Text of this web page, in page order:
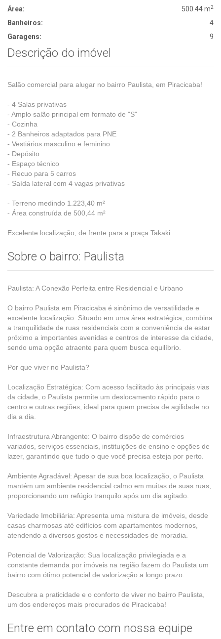
Área:
500.44 m2
Banheiros:
4
Garagens:
9
Descrição do imóvel
Salão comercial para alugar no bairro Paulista, em Piracicaba!
- 4 Salas privativas
- Amplo salão principal em formato de "S"
- Cozinha
- 2 Banheiros adaptados para PNE
- Vestiários masculino e feminino
- Depósito
- Espaço técnico
- Recuo para 5 carros
- Saída lateral com 4 vagas privativas
- Terreno medindo 1.223,40 m²
- Área construída de 500,44 m²
Excelente localização, de frente para a praça Takaki.
Sobre o bairro: Paulista
Paulista: A Conexão Perfeita entre Residencial e Urbano
O bairro Paulista em Piracicaba é sinônimo de versatilidade e
excelente localização. Situado em uma área estratégica, combina
a tranquilidade de ruas residenciais com a conveniência de estar
próximo a importantes avenidas e centros de interesse da cidade,
sendo uma opção atraente para quem busca equilíbrio.
Por que viver no Paulista?
Localização Estratégica: Com acesso facilitado às principais vias
da cidade, o Paulista permite um deslocamento rápido para o
centro e outras regiões, ideal para quem precisa de agilidade no
dia a dia.
Infraestrutura Abrangente: O bairro dispõe de comércios
variados, serviços essenciais, instituições de ensino e opções de
lazer, garantindo que tudo o que você precisa esteja por perto.
Ambiente Agradável: Apesar de sua boa localização, o Paulista
mantém um ambiente residencial calmo em muitas de suas ruas,
proporcionando um refúgio tranquilo após um dia agitado.
Variedade Imobiliária: Apresenta uma mistura de imóveis, desde
casas charmosas até edifícios com apartamentos modernos,
atendendo a diversos gostos e necessidades de moradia.
Potencial de Valorização: Sua localização privilegiada e a
constante demanda por imóveis na região fazem do Paulista um
bairro com ótimo potencial de valorização a longo prazo.
Descubra a praticidade e o conforto de viver no bairro Paulista,
um dos endereços mais procurados de Piracicaba!
Entre em contato com nossa equipe